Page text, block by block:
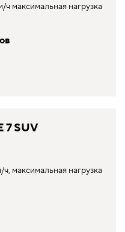
ч максимальная нагрузка
7 SUV
максимальная нагрузка